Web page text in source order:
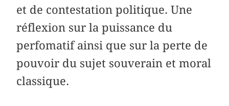
et de contestation politique. Une
réflexion sur la puissance du
perfomatif ainsi que sur la perte de
pouvoir du sujet souverain et moral
classique.